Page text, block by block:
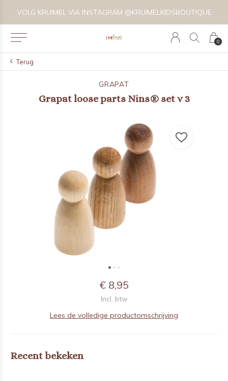
0
VOLG KRUIMEL VIA INSTAGRAM @KRUIMELKIDSBOUTIQUE
Terug
GRAPAT
Grapat loose parts Nins® set v 3
€ 8,95
Incl. btw
Lees de volledige productomschrijving
Recent bekeken